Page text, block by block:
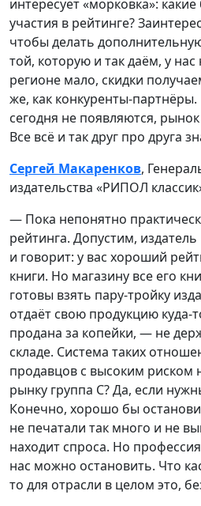
интересует «морковка»:
участия в рейтинге?
чтобы делать
той, которую и так даём, у нас
регионе мало, скидки
же, как конкуренты-
сегодня не появляются,
Все всё и так друг про друга
Сергей Макаренков,
издательства «РИПОЛ
— Пока непонятно
рейтинга. Допустим,
и говорит: у вас хороший
книги. Но магазину все его
готовы взять пару-тройку
отдаёт свою продукцию куда-
продана за копейки, — не
складе. Система таких
продавцов с высоким риском
рынку группа С? Да, если
Конечно, хорошо бы
не печатали так много и не
находит спроса. Но
нас можно остановить. Что
то для отрасли в целом это,